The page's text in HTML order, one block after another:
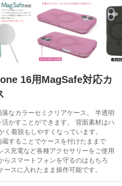
16用MagSafe対応カ
なカラーセミクリアケース。 半透明
かすことができます。 背面素材はハ
着脱もしやすくなっています。
することでケースを付けたままで
ス充電など各種アクセサリーをご使用
らスマートフォンを守るのはもちろ
スに入れたまま操作可能です。